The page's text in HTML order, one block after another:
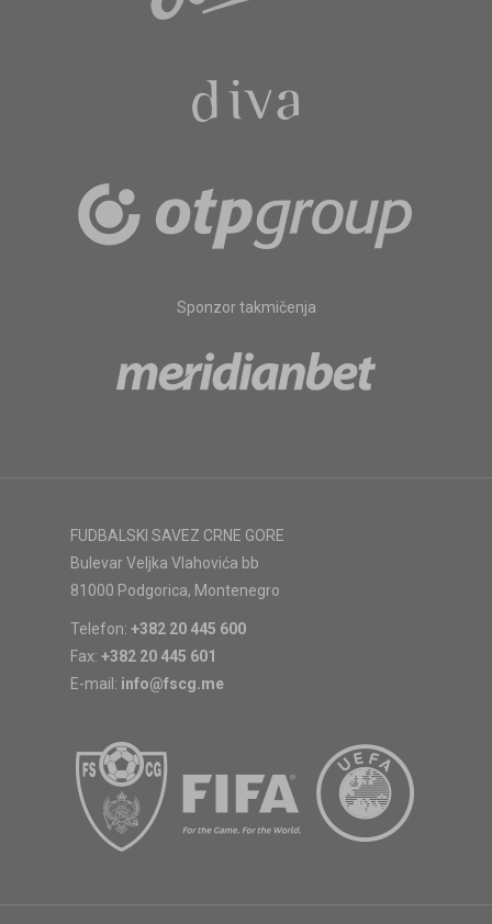
Sponzor takmičenja
FUDBALSKI SAVEZ CRNE GORE
Bulevar Veljka Vlahovića bb
81000 Podgorica, Montenegro
Telefon: +382 20 445 600
Fax: +382 20 445 601
E-mail: info@fscg.me